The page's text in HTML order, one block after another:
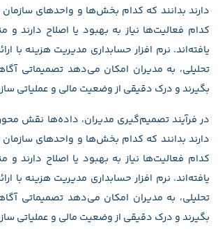
دارند بدانند که کدام بخش‌ها و واحدهای سازمان
کدام فعالیت‌ها نیاز به بهبود یا اصلاح دارند
یافته‌اند. نرم افزار حسابداری مدیریت هزینه با
تحلیلی، به مدیران امکان می‌دهد تصمیماتی
بگیرند و درک دقیقی از وضعیت مالی و عملیاتی
در فرآیند تصمیم‌گیری مدیران، داده‌ها نقش
دارند بدانند که کدام بخش‌ها و واحدهای سازمان
کدام فعالیت‌ها نیاز به بهبود یا اصلاح دارند
یافته‌اند. نرم افزار حسابداری مدیریت هزینه با
تحلیلی، به مدیران امکان می‌دهد تصمیماتی
بگیرند و درک دقیقی از وضعیت مالی و عملیاتی